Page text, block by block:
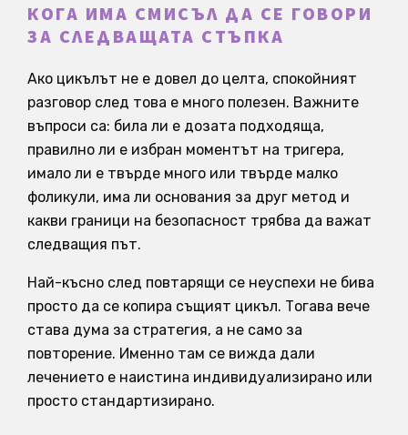
КОГА ИМА СМИСЪЛ ДА СЕ ГОВОРИ
ЗА СЛЕДВАЩАТА СТЪПКА
Ако цикълът не е довел до целта, спокойният
разговор след това е много полезен. Важните
въпроси са: била ли е дозата подходяща,
правилно ли е избран моментът на тригера,
имало ли е твърде много или твърде малко
фоликули, има ли основания за друг метод и
какви граници на безопасност трябва да важат
следващия път.
Най-късно след повтарящи се неуспехи не бива
просто да се копира същият цикъл. Тогава вече
става дума за стратегия, а не само за
повторение. Именно там се вижда дали
лечението е наистина индивидуализирано или
просто стандартизирано.